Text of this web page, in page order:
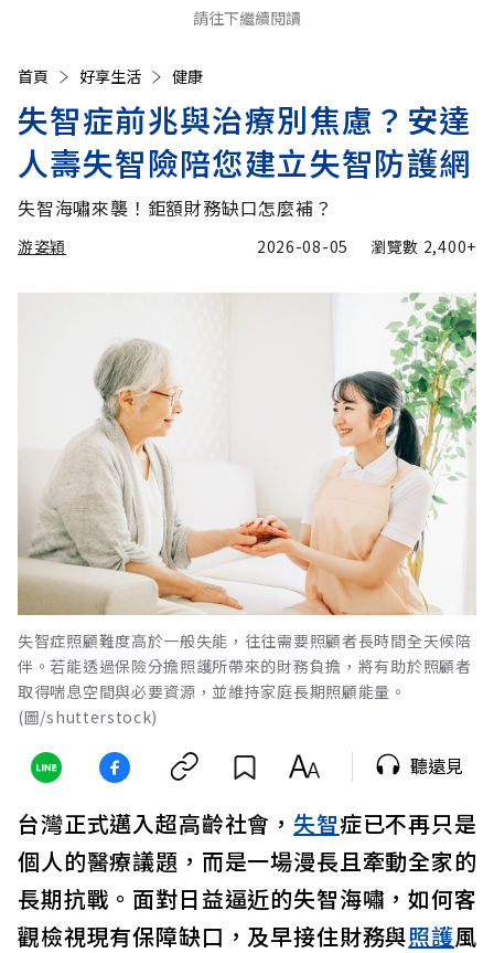
請往下繼續閱讀
首頁 好享生活 健康
失智症前兆與治療別焦慮？安達
人壽失智險陪您建立失智防護網
失智海嘯來襲！鉅額財務缺口怎麼補？
游姿穎 2026-08-05 瀏覽數 2,400+
失智症照顧難度高於一般失能，往往需要照顧者長時間全天候陪
伴。若能透過保險分擔照護所帶來的財務負擔，將有助於照顧者
取得喘息空間與必要資源，並維持家庭長期照顧能量。
(圖/shutterstock)
聽遠見
台灣正式邁入超高齡社會， 失智症已不再只是
個人的醫療議題，而是一場漫長且牽動全家的
長期抗戰。面對日益逼近的失智海嘯，如何客
觀檢視現有保障缺口，及早接住財務與照護風